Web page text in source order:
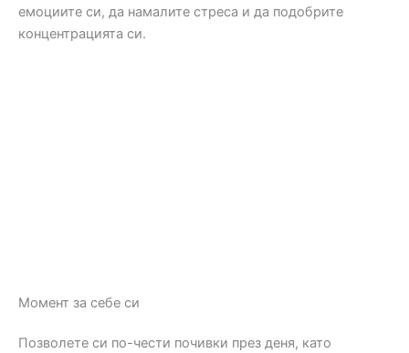
емоциите си, да намалите стреса и да подобрите
концентрацията си.
Момент за себе си
Позволете си по-чести почивки през деня, като